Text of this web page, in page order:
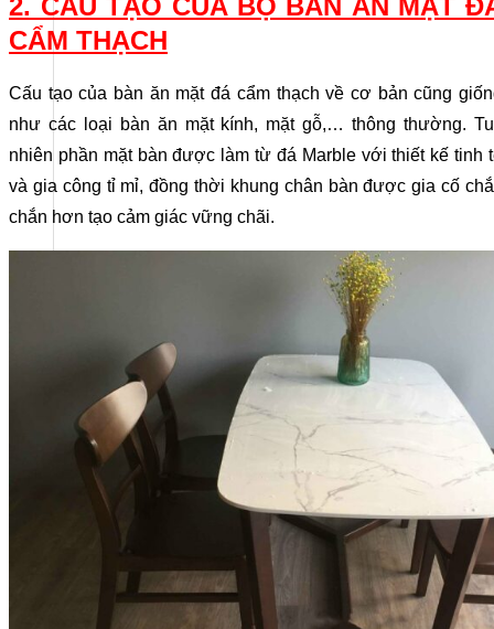
CẨM THẠCH
Cấu tạo của bàn ăn mặt đá cẩm thạch về cơ bản cũng
như các loại bàn ăn mặt kính, mặt gỗ,… thông thường.
nhiên phần mặt bàn được làm từ đá Marble với thiết kế tinh
và gia công tỉ mỉ, đồng thời khung chân bàn được gia cố
chắn hơn tạo cảm giác vững chãi.